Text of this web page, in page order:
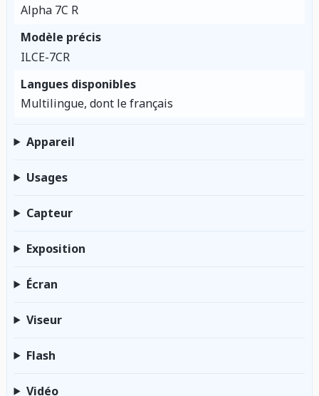
Alpha 7C R
Modèle précis
ILCE-7CR
Langues disponibles
Multilingue, dont le français
Appareil
Usages
Capteur
Exposition
Écran
Viseur
Flash
Vidéo